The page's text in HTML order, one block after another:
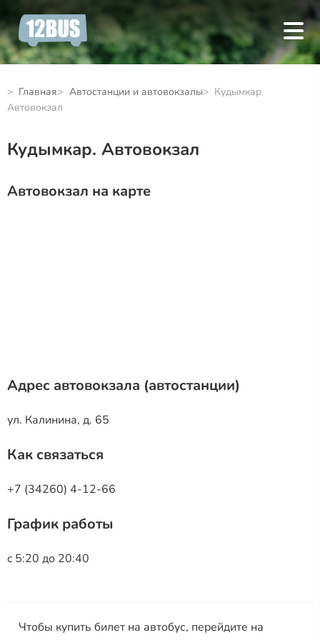
Главная Автостанции и автовокзалы
Кудымкар.
Автовокзал
Кудымкар. Автовокзал
Автовокзал на карте
Адрес автовокзала (автостанции)
ул. Калинина, д. 65
Как связаться
+7 (34260) 4-12-66
График работы
c 5:20 до 20:40
Чтобы купить билет на автобус, перейдите на